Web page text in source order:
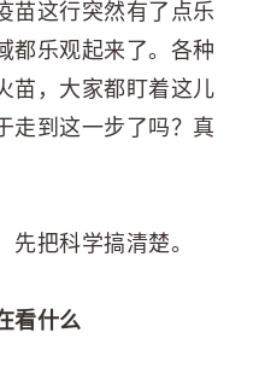
苗这行突然有了点乐
都乐观起来了。各种
苗，大家都盯着这儿
走到这一步了吗？真
把科学搞清楚。
看什么